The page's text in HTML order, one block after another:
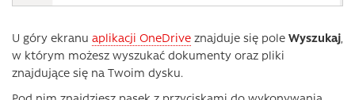
U góry ekranu aplikacji OneDrive znajduje się pole Wyszukaj
w którym możesz wyszukać dokumenty oraz pliki
znajdujące się na Twoim dysku.